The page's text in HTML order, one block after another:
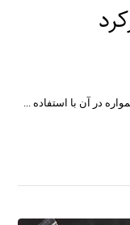
در آن با استفاده ...